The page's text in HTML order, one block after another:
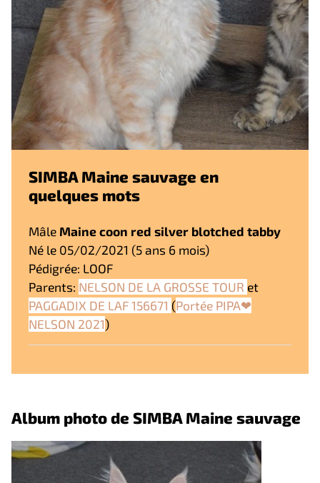
SIMBA Maine sauvage en
quelques mots
Mâle Maine coon red silver blotched tabby
Né le 05/02/2021 (5 ans 6 mois)
Pédigrée: LOOF
Parents: NELSON DE LA GROSSE TOUR et
PAGGADIX DE LAF 156671 (Portée PIPA❤
NELSON 2021)
Album photo de SIMBA Maine sauvage